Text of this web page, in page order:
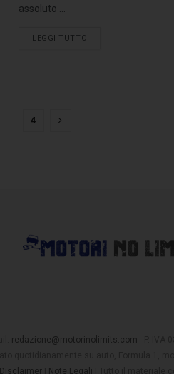
assoluto ...
LEGGI TUTTO
4
redazione@motorinolimits.com
Disclaimer Note Legali